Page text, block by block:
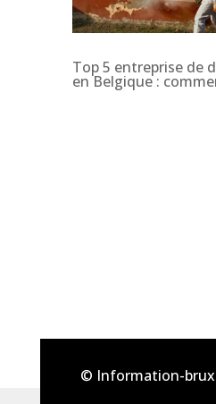
Top 5 entreprise de
en Belgique :
© Information-